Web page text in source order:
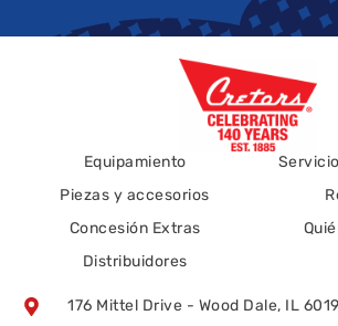
Equipamiento
Piezas y accesorios
Concesión Extras
Distribuidores
176 Mittel Drive - Wood Dale, IL